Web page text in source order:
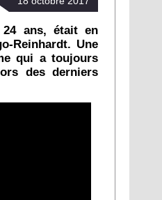
24 ans, était en
Reinhardt. Une
qui a toujours
des derniers